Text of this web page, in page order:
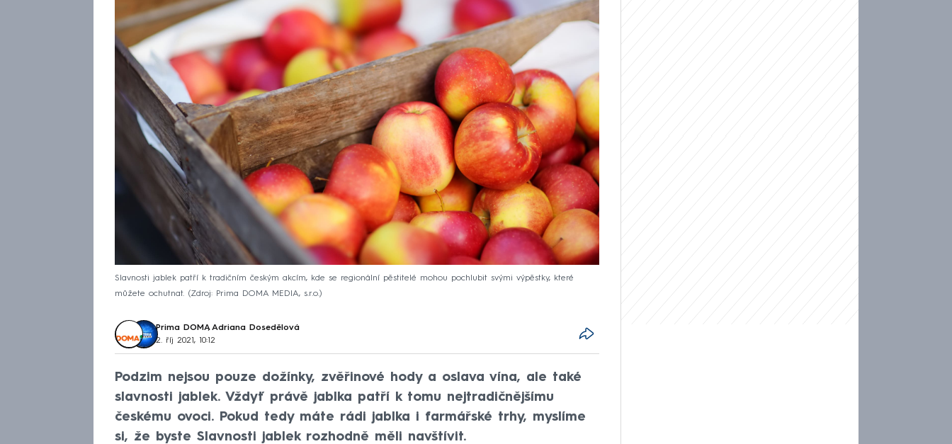
Slavnosti jablek patří k tradičním českým akcím, kde se regionální pěstitelé mohou pochlubit svými výpěstky, které
můžete ochutnat.
Zdroj: Prima DOMA MEDIA, s.r.o.
Prima DOMA, Adriana Dosedělová
2. říj 2021, 10:12
Podzim nejsou pouze dožínky, zvěřinové hody a oslava vína, ale také
slavnosti jablek. Vždyť právě jablka patří k tomu nejtradičnějšímu
českému ovoci. Pokud tedy máte rádi jablka i farmářské trhy, myslíme
si, že byste Slavnosti jablek rozhodně měli navštívit.